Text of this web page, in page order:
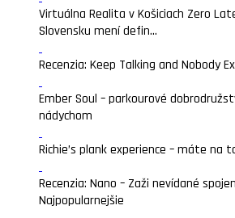
Virtuálna Realita v Košiciach Zero
Slovensku mení defin...
Recenzia: Keep Talking and Nobody
Ember Soul – parkourové
nádychom
Richie’s plank experience – máte na
Recenzia: Nano – Zaži nevídané
Najpopularnejšie